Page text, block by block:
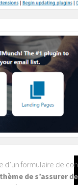
formulaire de
de s’assurer